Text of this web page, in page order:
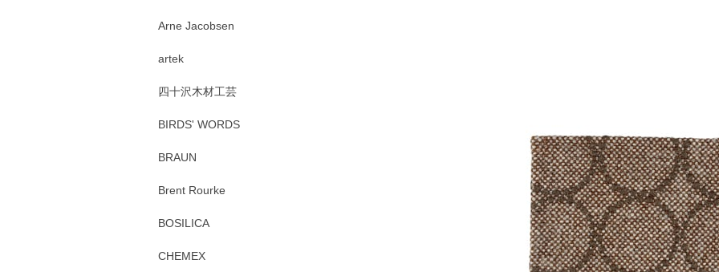
Arne Jacobsen
artek
四十沢木材工芸
BIRDS' WORDS
BRAUN
Brent Rourke
BOSILICA
CHEMEX